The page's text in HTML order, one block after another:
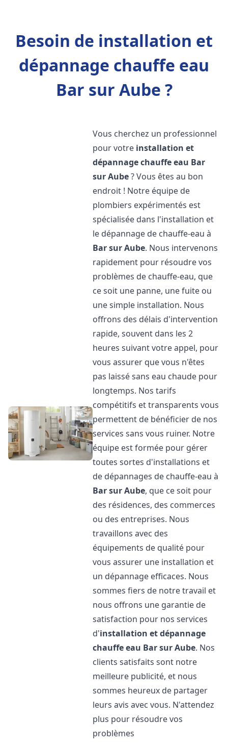
Besoin de installation et
dépannage chauffe eau
Bar sur Aube ?
Vous cherchez un professionnel
pour votre installation et
dépannage chauffe eau Bar
sur Aube? Vous êtes au bon
endroit ! Notre équipe de
plombiers expérimentés est
spécialisée dans l'installation et
le dépannage de chauffe-eau à
Bar sur Aube. Nous intervenons
rapidement pour résoudre vos
problèmes de chauffe-eau, que
ce soit une panne, une fuite ou
une simple installation. Nous
offrons des délais d'intervention
rapide, souvent dans les 2
heures suivant votre appel, pour
vous assurer que vous n'êtes
pas laissé sans eau chaude pour
longtemps. Nos tarifs
compétitifs et transparents vous
permettent de bénéficier de nos
services sans vous ruiner. Notre
équipe est formée pour gérer
toutes sortes d'installations et
de dépannages de chauffe-eau à
Bar sur Aube, que ce soit pour
des résidences, des commerces
ou des entreprises. Nous
travaillons avec des
équipements de qualité pour
vous assurer une installation et
un dépannage efficaces. Nous
sommes fiers de notre travail et
nous offrons une garantie de
satisfaction pour nos services
d'installation et dépannage
chauffe eau Bar sur Aube. Nos
clients satisfaits sont notre
meilleure publicité, et nous
sommes heureux de partager
leurs avis avec vous. N'attendez
plus pour résoudre vos
problèmes